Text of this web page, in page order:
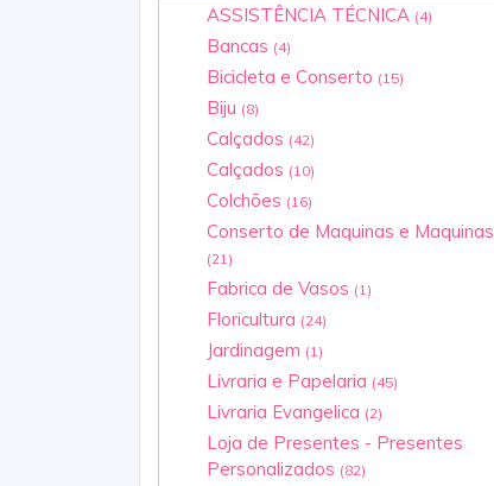
ASSISTÊNCIA TÉCNICA (4)
Bancas (4)
Bicicleta e Conserto (15)
Biju (8)
Calçados (42)
Calçados (10)
Colchões (16)
Conserto de Maquinas e Maquinas
(21)
Fabrica de Vasos (1)
Floricultura (24)
Jardinagem (1)
Livraria e Papelaria (45)
Livraria Evangelica (2)
Loja de Presentes - Presentes
Personalizados (82)